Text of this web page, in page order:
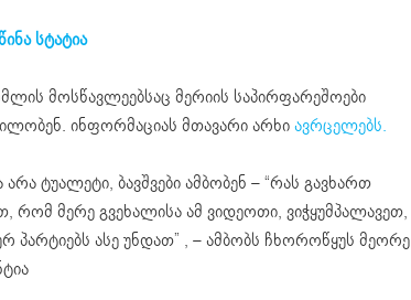
წინა სტატია
მოსწავლეებსაც მერიის საპირფარეშოები
ინფორმაციას მთავარი არხიავრცელებს.
ტუალეტი, ბავშვები ამბობენ – “რას გავხართ
რომ მერე გვეხალისა ამ ვიდეოთი, ვიჭყუმპალავეთ,
პარტიებს ასე უნდათ” , – ამბობს ჩხოროწყუს მეორე